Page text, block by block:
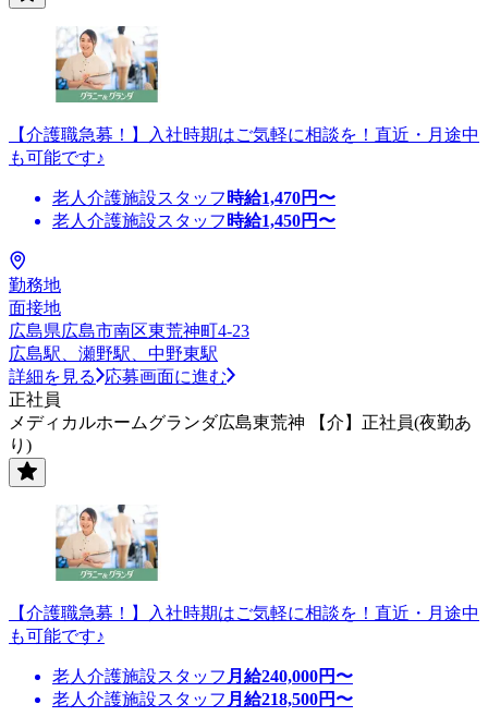
【介護職急募！】入社時期はご気軽に相談を！直近・月途中
も可能です♪
老人介護施設スタッフ 時給1,470円〜
老人介護施設スタッフ 時給1,450円〜
勤務地
面接地
広島県広島市南区東荒神町4-23
広島駅、瀬野駅、中野東駅
詳細を見る
応募画面に進む
正社員
メディカルホームグランダ広島東荒神 【介】正社員(夜勤あ
り)
【介護職急募！】入社時期はご気軽に相談を！直近・月途中
も可能です♪
老人介護施設スタッフ 月給240,000円〜
老人介護施設スタッフ 月給218,500円〜